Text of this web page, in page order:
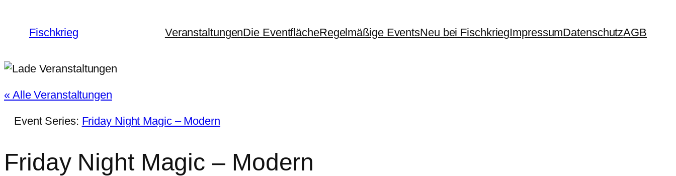
Fischkrieg VeranstaltungenDie EventflächeRegelmäßige EventsNeu bei FischkriegImpressumDatenschutzAGB
« Alle Veranstaltungen
Event Series: Friday Night Magic – Modern
Friday Night Magic – Modern